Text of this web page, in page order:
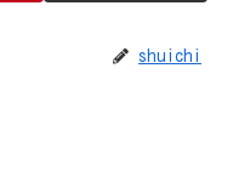
shuichi